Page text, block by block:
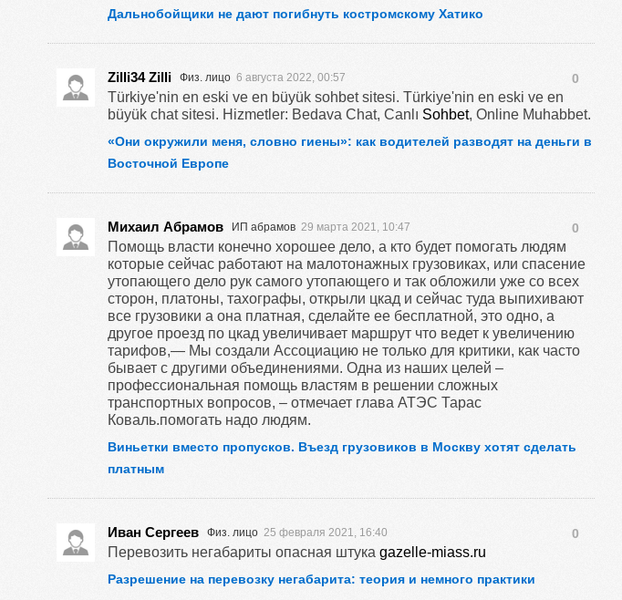
Дальнобойщики не дают погибнуть костромскому Хатико
Zilli34 Zilli Физ. лицо 6 августа 2022, 00:57
Türkiye'nin en eski ve en büyük sohbet sitesi. Türkiye'nin en eski ve en
büyük chat sitesi. Hizmetler: Bedava Chat, Canlı Sohbet, Online Muhabbet.
«Они окружили меня, словно гиены»: как водителей разводят на деньги в
Восточной Европе
0
Михаил Абрамов ИП абрамов 29 марта 2021, 10:47
Помощь власти конечно хорошее дело, а кто будет помогать людям
которые сейчас работают на малотонажных грузовиках, или спасение
утопающего дело рук самого утопающего и так обложили уже со всех
сторон, платоны, тахографы, открыли цкад и сейчас туда выпихивают
все грузовики а она платная, сделайте ее бесплатной, это одно, а
другое проезд по цкад увеличивает маршрут что ведет к увеличению
тарифов,— Мы создали Ассоциацию не только для критики, как часто
бывает с другими объединениями. Одна из наших целей –
профессиональная помощь властям в решении сложных
транспортных вопросов, – отмечает глава АТЭС Тарас
Коваль.помогать надо людям.
Виньетки вместо пропусков. Въезд грузовиков в Москву хотят сделать
платным
0
Иван Сергеев Физ. лицо 25 февраля 2021, 16:40
Перевозить негабариты опасная штука gazelle-miass.ru
Разрешение на перевозку негабарита: теория и немного практики
0